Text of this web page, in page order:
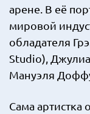
арене. В её
мировой
обладателя
Studio),
Мануэля
Сама артистка